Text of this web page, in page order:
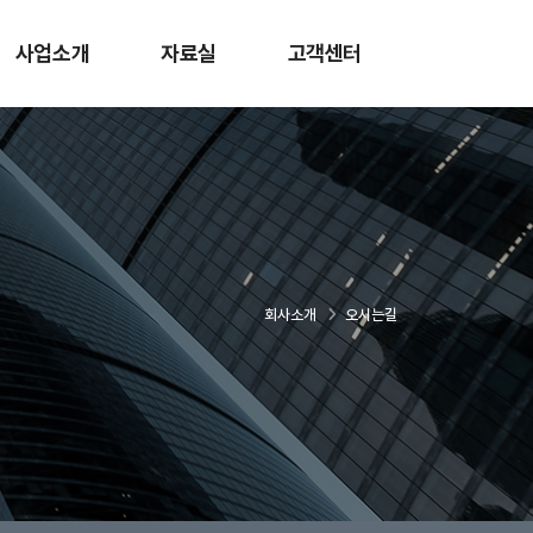
사업소개 자료실 고객센터
회사소개 오시는길